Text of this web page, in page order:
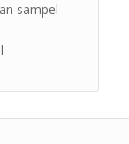
sampel